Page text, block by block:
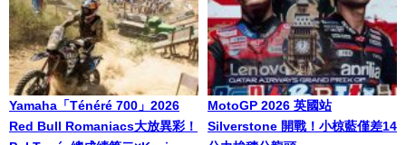
Yamaha「Ténéré 700」2026
Red Bull Romaniacs大放異彩！
MotoGP 2026 英國站
Silverstone 開戰！小椋藍僅差14